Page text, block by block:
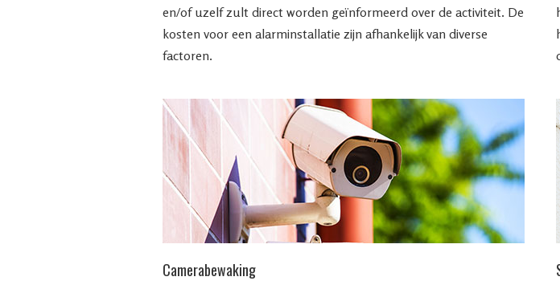
en/of uzelf zult direct worden geïnformeerd over de activiteit. De
kosten voor een alarminstallatie zijn afhankelijk van diverse
factoren.
Camerabewaking